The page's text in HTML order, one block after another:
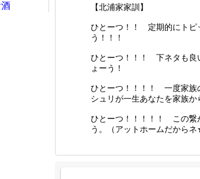
【北浦家家訓】
ひとーつ！！ 定期的にトピ
う！！！
ひとーつ！！！ 下ネタも良
ょーう！
ひとーつ！！！！ 一度家族
シュリが一生あなたを家族か
ひとーつ！！！！！ この繋
う。（アットホームだからネ